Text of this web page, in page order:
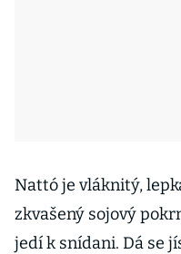
Nattó je vláknitý,
zkvašený sojový
jedí k snídani. Dá se